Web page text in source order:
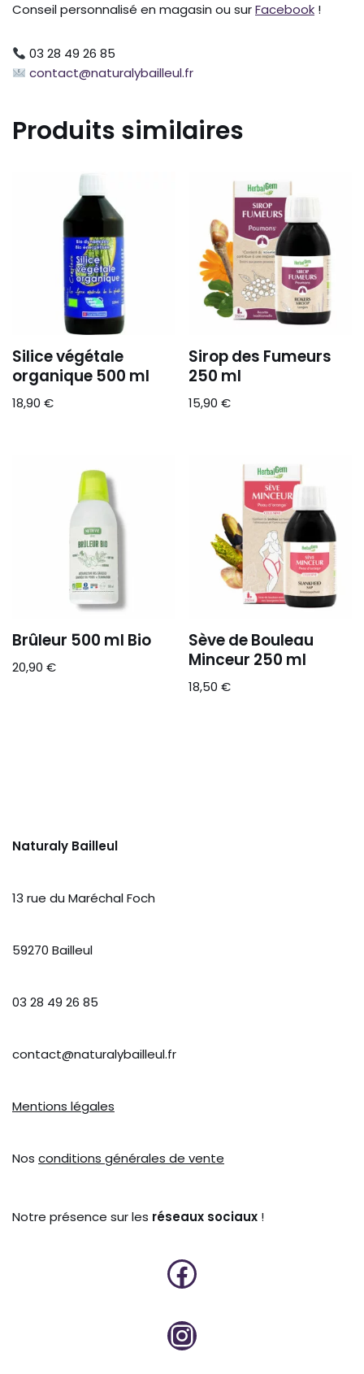
Conseil personnalisé en magasin ou surFacebook !
03 28 49 26 85
contact@naturalybailleul.fr
Produits similaires
Silice végétale
organique 500 ml
18,90 €
Sirop des Fumeurs
250 ml
15,90€
Brûleur 500 ml Bio
20,90 €
Sève de Bouleau
Minceur 250 ml
18,50€
Naturaly Bailleul
13 rue du Maréchal Foch
59270 Bailleul
03 28 49 26 85
contact@naturalybailleul.fr
Mentions légales
Nos conditions générales de vente
Notre présence sur les réseaux sociaux !